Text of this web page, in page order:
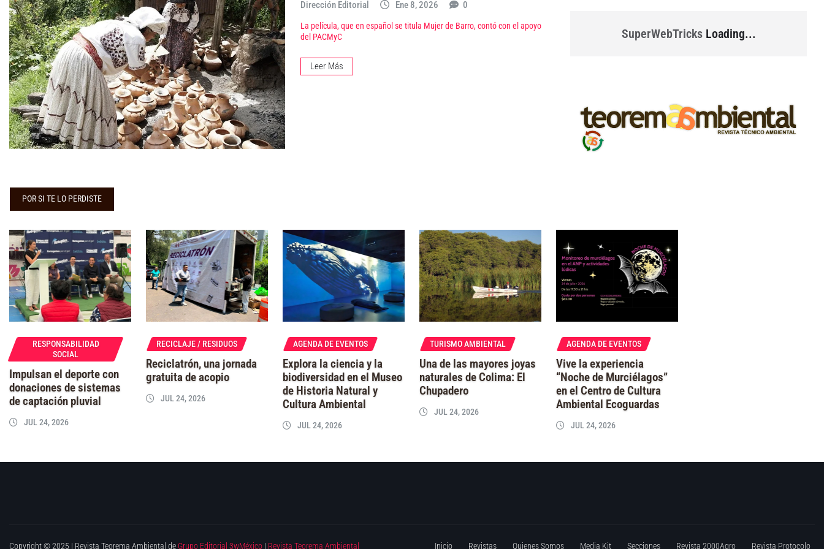
Dirección Editorial Ene 8, 2026 0
La película, que en español se titula Mujer de Barro, contó con el apoyo
del PACMyC
Leer Más
SuperWebTricksLoading...
POR SI TE LO PERDISTE
RESPONSABILIDAD
SOCIAL
Impulsan el deporte con
donaciones de sistemas
de captación pluvial
JUL 24, 2026
RECICLAJE / RESIDUOS
Reciclatrón, una jornada
gratuita de acopio
JUL 24, 2026
AGENDA DE EVENTOS
Explora la ciencia y la
biodiversidad en el Museo
de Historia Natural y
Cultura Ambiental
JUL 24, 2026
TURISMO AMBIENTAL
Una de las mayores joyas
naturales de Colima: El
Chupadero
JUL 24, 2026
AGENDA DE EVENTOS
Vive la experiencia
“Noche de Murciélagos”
en el Centro de Cultura
Ambiental Ecoguardas
JUL 24, 2026
Copyright © 2025 | Revista Teorema Ambiental de Grupo Editorial 3wMéxico | Revista Teorema Ambiental Inicio Revistas Quienes Somos Media Kit Secciones Revista 2000Agro Revista Protocolo